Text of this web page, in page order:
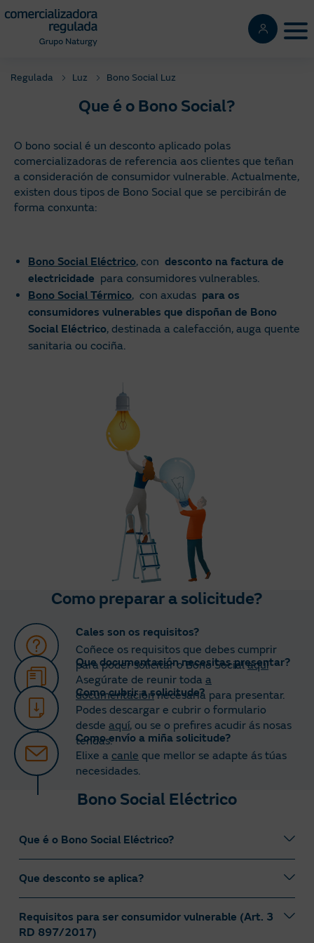
Pasar
contenido
Regulada Luz Bono Social Luz
Que é o Bono Social?
O bono social é un desconto aplicado polas
comercializadoras de referencia aos clientes que teñan
a consideración de consumidor vulnerable. Actualmente,
existen dous tipos de Bono Social que se percibirán de
forma conxunta:
Bono Social Eléctrico, con desconto na factura de
electricidade para consumidores vulnerables.
Bono Social Térmico, con axudas para os
consumidores vulnerables que dispoñan de Bono
Social Eléctrico, destinada a calefacción, auga quente
sanitaria ou cociña.
Como preparar a solicitude?
Cales son os requisitos?
Coñece os requisitos que debes cumprir
para poder solicitar o Bono Socialaquí
Que documentación necesitas presentar?
Asegúrate de reunir toda a
documentaciónnecesaria para presentar.
Como cubrir a solicitude?
Podes descargar e cubrir o formulario
desde aquí, ou se o prefires acudir ás nosas
tendas.
Como envío a miña solicitude?
Elixe a canle que mellor se adapte ás túas
necesidades.
Bono Social Eléctrico
Que é o Bono Social Eléctrico?
Obono social eléctricoé un mecanismo de desconto
na factura eléctrica, fixado polo Goberno, co fin de
protexer determinados colectivos de consumidores
económica ou socialmente máis vulnerables.
Que desconto se aplica?
Os descontos de bono social son os establecidos no
RDL 2/2026:
Requisitos para ser consumidor vulnerable (Art. 3
RD 897/2017)